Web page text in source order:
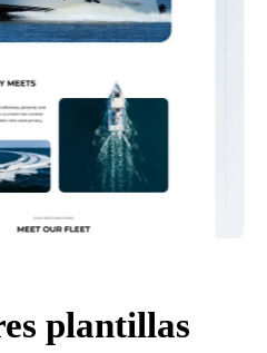
plantillas